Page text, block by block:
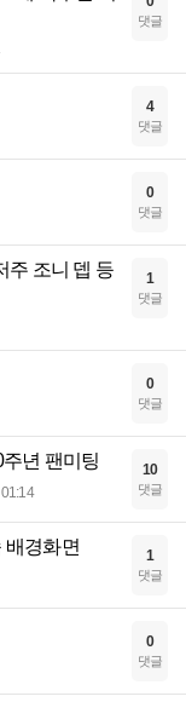
댓글
4
댓글
0
댓글
주 조니 뎁 등
1
댓글
0
댓글
년 팬미팅
01:14
10
댓글
배경화면 1
댓글
0
댓글